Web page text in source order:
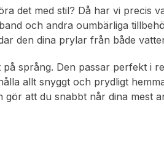
det med stil? Då har vi precis
och andra oumbärliga
den dina prylar från både
språng. Den passar perfekt i
allt snyggt och prydligt
att du snabbt når dina mest